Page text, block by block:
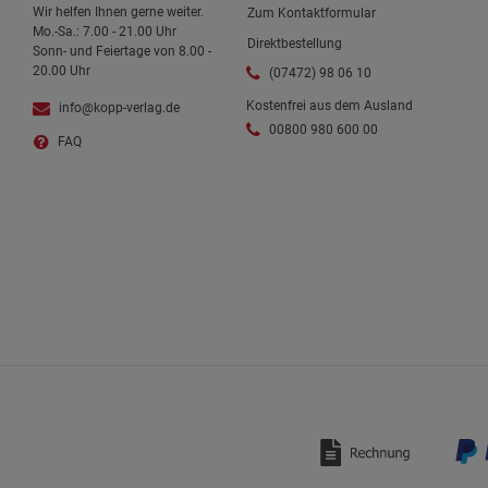
Wir helfen Ihnen gerne weiter.
Mo.-Sa.: 7.00 - 21.00 Uhr
Sonn- und Feiertage von 8.00 -
20.00 Uhr
info@kopp-verlag.de
FAQ
Zum Kontaktformular
Direktbestellung
(07472) 98 06 10
Kostenfrei aus dem Ausland
00800 980 600 00